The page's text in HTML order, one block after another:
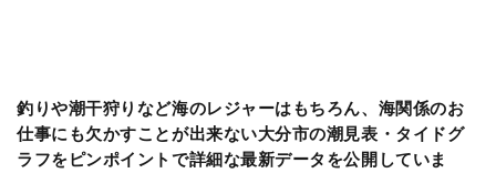
釣りや潮干狩りなど海のレジャーはもちろん、海関係のお
仕事にも欠かすことが出来ない大分市の潮見表・タイドグ
ラフをピンポイントで詳細な最新データを公開していま